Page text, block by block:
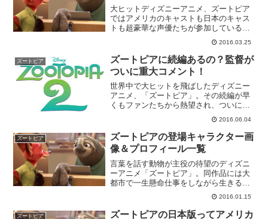
大ヒットディズニーアニメ、ズートピア
ではアメリカのキャストも日本のキャス
トも超豪華な声優たちが参加している。
一体誰がジュディ・ホップス、ニックら
主要登場キャラを担当したのかまとめて
みた。ジュディ・ホップス ジニファ
ー・グッドウィン／上戸彩ジ...
2016.03.25
ズートピア
ズートピアに続編あるの？監督が
ついに重大コメント！
世界中で大ヒットを飛ばしたディズニー
アニメ、「ズートピア」。その続編が早
くもファンたちから熱望され、ついにそ
れについて監督がコメントした。ズート
ピアの続編が製作される可能性は十分ズ
ートピアの興行成績はすでに９億９３０
０万ドルを超えており、大...
2016.06.04
ズートピア
ズートピアの登場キャラクター画
像＆プロフィール一覧
言葉を話す動物が主役の待望のディズニ
ーアニメ「ズートピア」。同作品には大
都市で一生懸命仕事をしながら生きる、
癒し系の動物たちがたくさん登場する。
そんな登場キャラクターたちをまとめて
みた。ジュディ・ホップス本作のヒロイ
2016.01.15
ズートピア
ズートピアの日本版ってアメリカ